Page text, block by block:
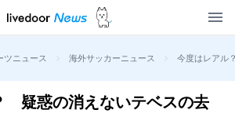
ツニュース > 海外サッカーニュース > 今度はレアル
疑惑の消えないテベスの去